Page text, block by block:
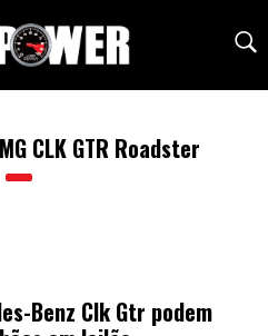
CLK GTR Roadster
Benz Clk Gtr podem